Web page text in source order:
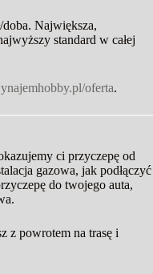
doba. Największa,
standard w całej
oferta.
ci przyczepę od
gazowa, jak podłączyć
do twojego auta,
z powrotem na trasę i